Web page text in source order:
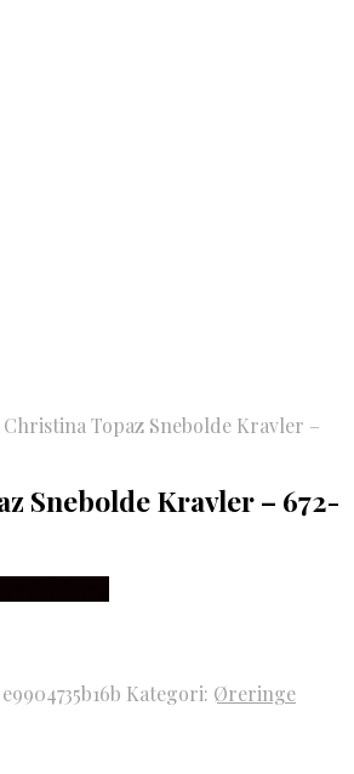
Christina Topaz Snebolde Kravler –
Snebolde Kravler – 672-
e9904735b16b Kategori: Øreringe